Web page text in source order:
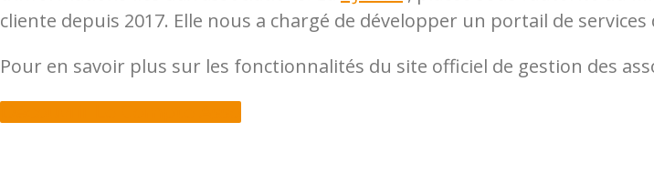
cliente depuis 2017. Elle nous a chargé de développer un portail de services
Pour en savoir plus sur les fonctionnalités du site officiel de gestion des